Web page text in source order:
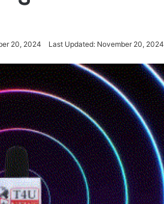
20, 2024 Last Updated: November 20, 2024